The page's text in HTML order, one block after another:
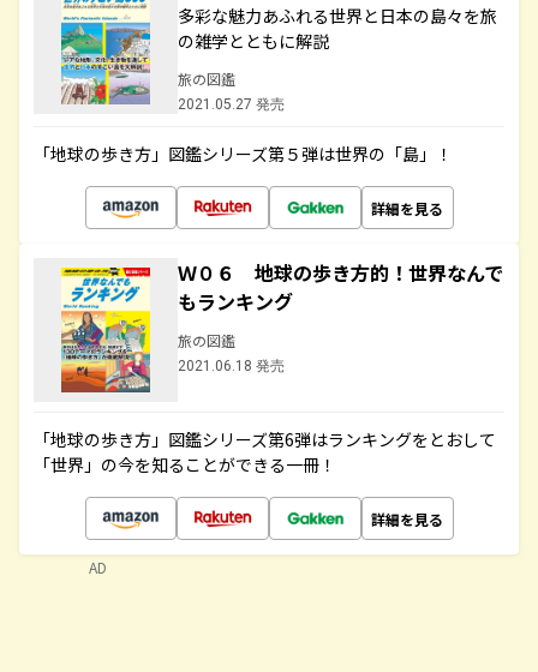
多彩な魅力あふれる世界と日本の島々を旅
の雑学とともに解説
旅の図鑑
2021.05.27 発売
「地球の歩き方」図鑑シリーズ第５弾は世界の「島」！
詳細を見る
Ｗ０６ 地球の歩き方的！世界なんで
もランキング
旅の図鑑
2021.06.18 発売
「地球の歩き方」図鑑シリーズ第6弾はランキングをとおして
「世界」の今を知ることができる一冊！
詳細を見る
AD